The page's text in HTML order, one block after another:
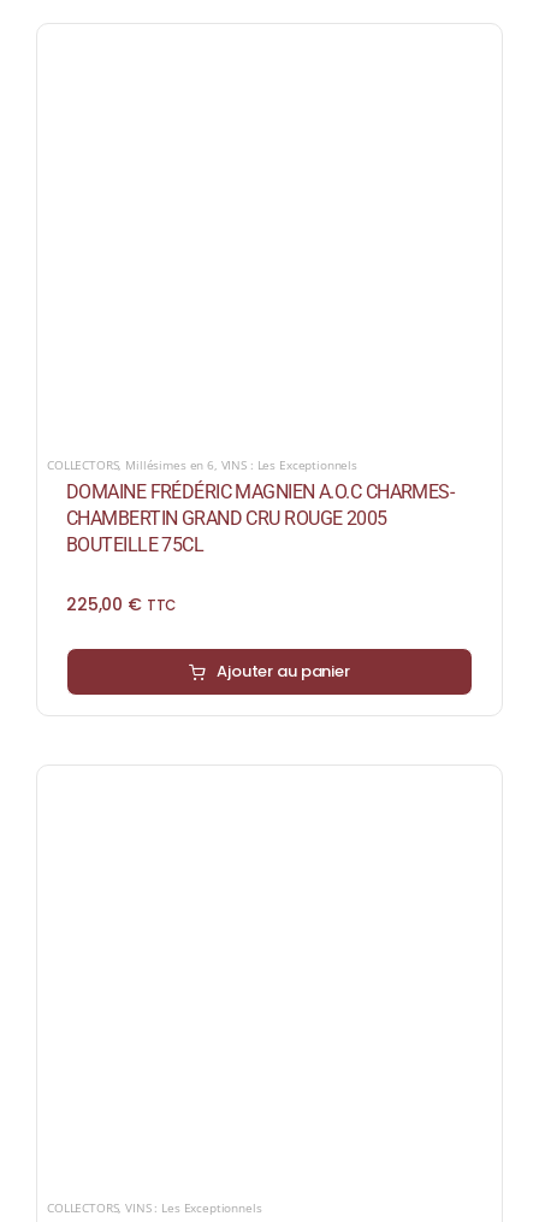
COLLECTORS, Millésimes en 6, VINS : Les Exceptionnels
DOMAINE FRÉDÉRIC MAGNIEN A.O.C CHARMES-
CHAMBERTIN GRAND CRU ROUGE 2005
BOUTEILLE 75CL
225,00 € TTC
Ajouter au panier
COLLECTORS,VINS : Les Exceptionnels